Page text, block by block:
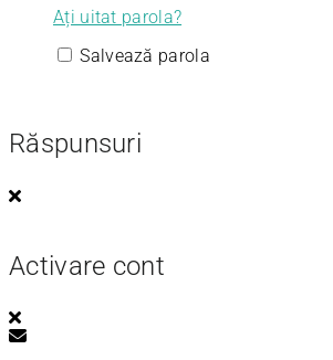
Ați uitat parola?
Salvează parola
Răspunsuri
Activare cont